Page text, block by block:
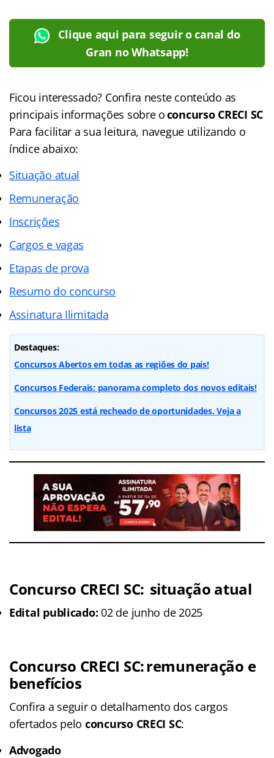
Clique aqui para seguir o canal do
Gran no Whatsapp!
Ficou interessado? Confira neste conteúdo as
principais informações sobre oconcurso CRECI SC
Para facilitar a sua leitura, navegue utilizando o
índice abaixo:
Situação atual
Remuneração
Inscrições
Cargos e vagas
Etapas de prova
Resumo do concurso
Assinatura Ilimitada
Destaques:
Concursos Abertos em todas as regiões do país!
Concursos Federais: panorama completo dos novos editais!
Concursos 2025 está recheado de oportunidades. Veja a
lista
Concurso CRECI SC: situação atual
Edital publicado: 02 de junho de 2025
Concurso CRECI SC:remuneração e
benefícios
Confira a seguir o detalhamento dos cargos
ofertados pelo concurso CRECI SC:
Advogado